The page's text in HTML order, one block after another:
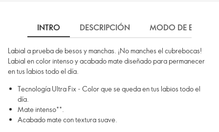
INTRO DESCRIPCIÓN MODO DE EMPLEO
Labial a prueba de besos y manchas. ¡No manches el cubrebocas!
Labial en color intenso y acabado mate diseñado para permanecer
en tus labios todo el día.
Tecnología Ultra Fix - Color que se queda en tus labios todo el
día.
Mate intenso**.
Acabado mate con textura suave.